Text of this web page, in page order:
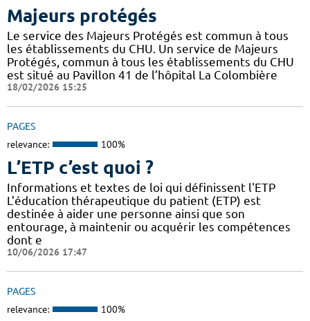
Majeurs protégés
Le service des Majeurs Protégés est commun à tous
les établissements du CHU. Un service de Majeurs
Protégés, commun à tous les établissements du CHU
est situé au Pavillon 41 de l’hôpital La Colombière
18/02/2026 15:25
PAGES
relevance: 100%
L’ETP c’est quoi ?
Informations et textes de loi qui définissent l'ETP
L’éducation thérapeutique du patient (ETP) est
destinée à aider une personne ainsi que son
entourage, à maintenir ou acquérir les compétences
dont e
10/06/2026 17:47
PAGES
relevance: 100%